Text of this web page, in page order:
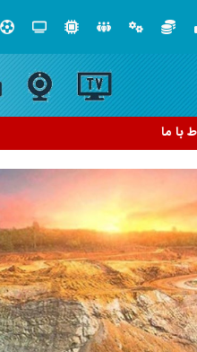
شبکه سازی است، نه ادامه راه قدیم
با ما